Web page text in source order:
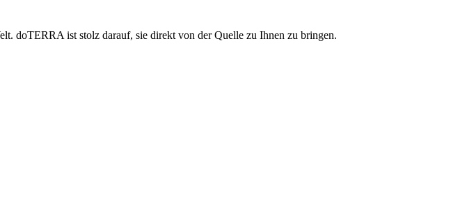
doTERRA ist stolz darauf, sie direkt von der Quelle zu Ihnen zu bringen.